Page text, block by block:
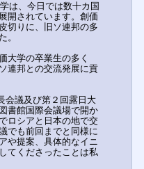
は、今日では数十カ国
開されています。創価
切りに、旧ソ連邦の多
。
大学の卒業生の多く
連邦との交流発展に貢
会議及び第２回露日大
書館国際会議場で開か
ロシアと日本の地で交
でも前回までと同様に
や提案、具体的なイニ
てくださったことは私